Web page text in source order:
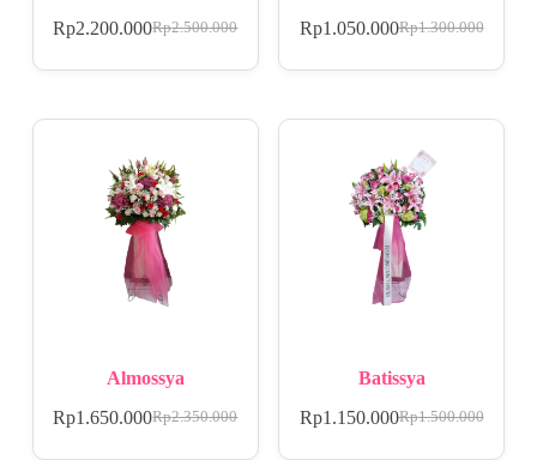
Rp2.500.000
Rp2.200.000 Rp1.300.000
Rp1.050.000
Almossya
Rp2.350.000
Rp1.650.000
Batissya
Rp1.500.000
Rp1.150.000